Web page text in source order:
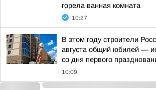
горела ванная комната
10:27
В этом году строители
августа общий юбилей —
со дня первого
10:09